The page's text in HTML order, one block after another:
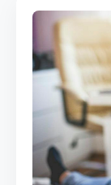
КОРТЫ
КОНТАКТЫ
UZ-PIN